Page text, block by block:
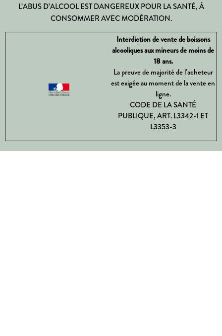
L’ABUS D’ALCOOL EST DANGEREUX POUR LA SANTÉ, À
CONSOMMER AVEC MODÉRATION.
Interdiction de vente de boissons
alcooliques aux mineurs de moins de
18 ans.
La preuve de majorité de l’acheteur
est exigée au moment de la vente en
ligne.
CODE DE LA SANTÉ
PUBLIQUE, ART. L3342-1 ET
L3353-3